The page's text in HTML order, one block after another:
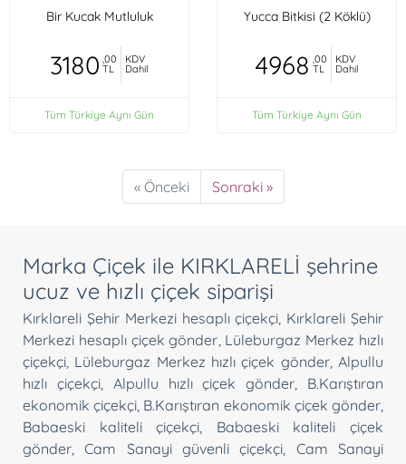
Bir Kucak Mutluluk
3180 ,00
TL
KDV
Dahil
Tüm Türkiye Aynı Gün
Yucca Bitkisi (2 Köklü)
4968 ,00
TL
KDV
Dahil
Tüm Türkiye Aynı Gün
« Önceki Sonraki »
Marka Çiçek ile KIRKLARELİ şehrine
ucuz ve hızlı çiçek siparişi
Kırklareli Şehir Merkezi hesaplı çiçekçi Kırklareli Şehir
Merkezi hesaplı çiçek gönder Lüleburgaz Merkez hızlı
çiçekçi Lüleburgaz Merkez hızlı çiçek gönder,Alpullu
hızlı çiçekçi, Alpullu hızlı çiçek gönder
B.Karıştıran
ekonomik çiçekçi B.Karıştıran ekonomik çiçek gönder
Babaeski kaliteli çiçekçi
Babaeski kaliteli çiçek
gönder ,Cam Sanayi güvenli çiçekçi
Cam Sanayi